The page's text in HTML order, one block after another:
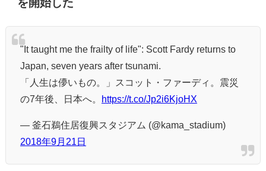
を開始した
"It taught me the frailty of life": Scott Fardy returns to
Japan, seven years after tsunami.
「人生は儚いもの。」スコット・ファーディ。震災
の7年後、日本へ。
https://t.co/Jp2i6KjoHX
— 釜石鵜住居復興スタジアム (@kama_stadium)
2018年9月21日